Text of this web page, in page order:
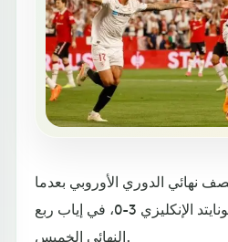
نهائي الدوري الأوروبي بعدما
غلب ضيفه مانشستر يونايتد الإنكليزي 3-0، في إياب ربع
النهائي الخميس.